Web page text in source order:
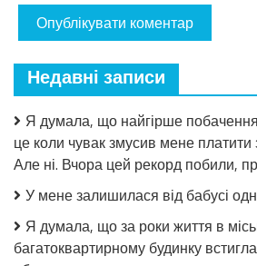
Недавні записи
Я думала, що найгірше
це коли чувак змусив мене платити
Але ні. Вчора цей рекорд побили,
У мене залишилася від бабусі
Я думала, що за роки життя в
багатоквартирному будинку